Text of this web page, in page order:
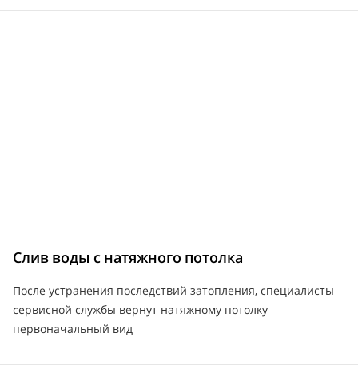
Слив воды с натяжного потолка
После устранения последствий затопления, специалисты
сервисной службы вернут натяжному потолку
первоначальный вид